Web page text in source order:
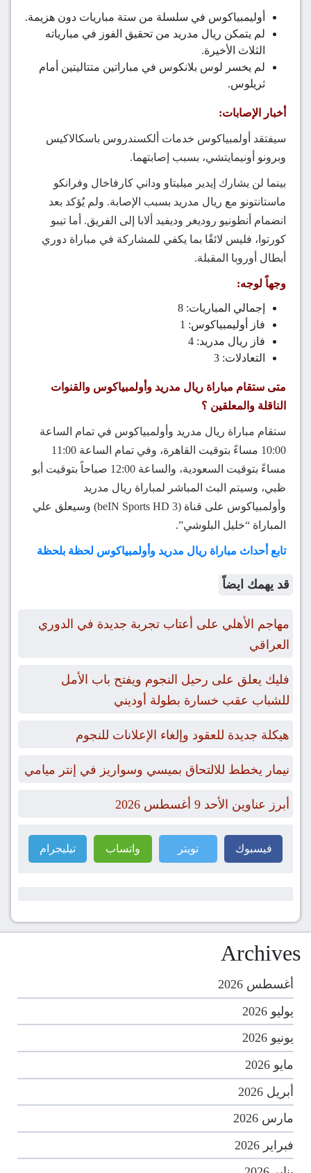
أوليمبياكوس في سلسلة من ستة مباريات دون هزيمة.
لم يتمكن ريال مدريد من تحقيق الفوز في مبارياته
الثلاث الأخيرة.
لم يخسر لوس بلانكوس في مباراتين متتاليتين أمام
ثريلوس.
أخبار الإصابات:
سيفتقد أولمبياكوس خدمات ألكسندروس باسكالاكيس
وبرونو أونيمايتشي، بسبب إصابتهما.
بينما لن يشارك إيدير ميليتاو وداني كارفاخال وفرانكو
ماستانتونو مع ريال مدريد بسبب الإصابة. ولم يُؤكد بعد
انضمام أنطونيو روديغر وديفيد ألابا إلى الفريق. أما تيبو
كورتوا، فليس لائقًا بما يكفي للمشاركة في مباراة دوري
أبطال أوروبا المقبلة.
وجهاً لوجه:
إجمالي المباريات: 8
فاز أوليمبياكوس: 1
فاز ريال مدريد: 4
التعادلات: 3
متى ستقام مباراة ريال مدريد وأولمبياكوس والقنوات
الناقلة والمعلقين ؟
ستقام مباراة ريال مدريد وأولمبياكوس في تمام الساعة
10:00 مساءً بتوقيت القاهرة، وفي تمام الساعة 11:00
مساءً بتوقيت السعودية، والساعة 12:00 صباحاً بتوقيت أبو
ظبي، وسيتم البث المباشر لمباراة ريال مدريد
وأولمبياكوس على قناة (beIN Sports HD 3) وسيعلق علي
المباراة “خليل البلوشي”.
تابع أحداث مباراة ريال مدريد وأولمبياكوس لحظة بلحظة
قد يهمك ايضاً
مهاجم الأهلي على أعتاب تجربة جديدة في الدوري
العراقي
فليك يعلق على رحيل النجوم ويفتح باب الأمل
للشباب عقب خسارة بطولة أوديني
هيكلة جديدة للعقود وإلغاء الإعلانات للنجوم
نيمار يخطط للالتحاق بميسي وسواريز في إنتر ميامي
أبرز عناوين الأحد 9 أغسطس 2026
فيسبوك تويتر واتساب تيليجرام
Archives
أغسطس 2026
يوليو 2026
يونيو 2026
مايو 2026
أبريل 2026
مارس 2026
فبراير 2026